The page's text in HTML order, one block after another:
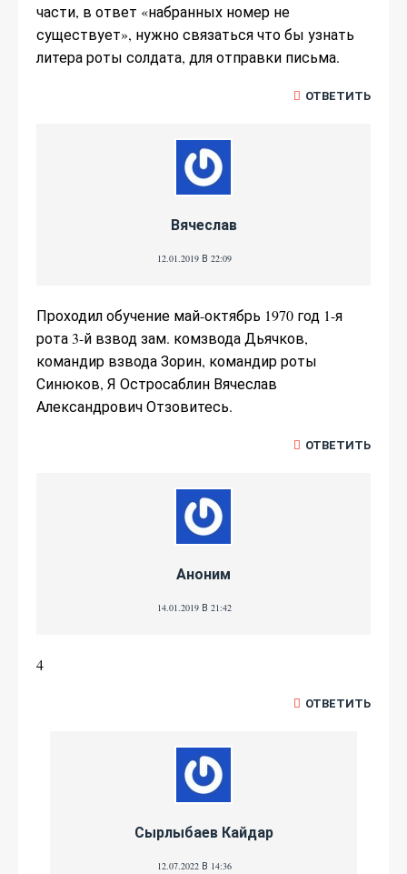
части, в ответ «набранных номер не
существует», нужно связаться что бы узнать
литера роты солдата, для отправки письма.
ОТВЕТИТЬ
Вячеслав
12.01.2019 В 22:09
Проходил обучение май-октябрь 1970 год 1-я
рота 3-й взвод зам. комзвода Дьячков,
командир взвода Зорин, командир роты
Синюков, Я Остросаблин Вячеслав
Александрович Отзовитесь.
ОТВЕТИТЬ
Аноним
14.01.2019 В 21:42
4
ОТВЕТИТЬ
Сырлыбаев Кайдар
12.07.2022 В 14:36